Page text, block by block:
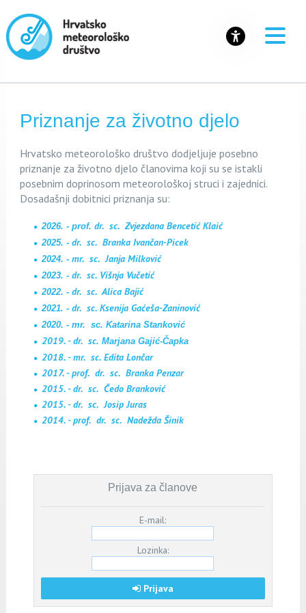
Priznanje za životno djelo
Hrvatsko meteorološko društvo dodjeljuje posebno
priznanje za životno djelo članovima koji su se istakli
posebnim doprinosom meteorološkoj struci i zajednici.
Dosadašnji dobitnici priznanja su:
2026. - prof. dr. sc. Zvjezdana Bencetić Klaić
2025. - dr. sc. Branka Ivančan-Picek
2024. - mr. sc. Janja Milković
2023. - dr. sc. Višnja Vučetić
2022. - dr. sc. Alica Bajić
2021. - dr. sc. Ksenija Gaćeša-Zaninović
2020. - mr. sc. Katarina Stanković
2019. - dr. sc. Marjana Gajić-Čapka
2018. - mr. sc. Edita Lončar
2017. - prof. dr. sc. Branka Penzar
2015. - dr. sc. Čedo Branković
2015. - dr. sc. Josip Juras
2014. - prof. dr. sc. Nadežda Šinik​
Prijava za članove
E-mail:
Lozinka:
Prijava